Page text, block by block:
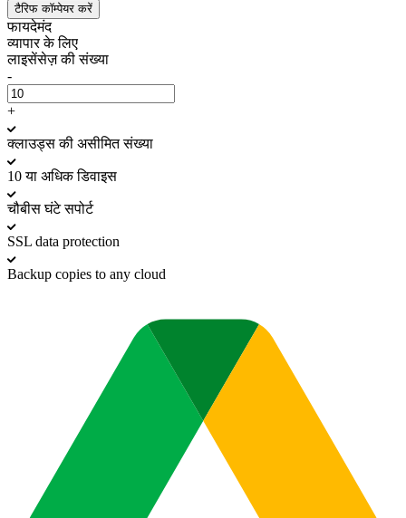
टैरिफ कॉम्पेयर करें
फायदेमंद
व्यापार के लिए
लाइसेंसेज़ की संख्या
-
+
क्लाउड्स की असीमित संख्या
10 या अधिक डिवाइस
चौबीस घंटे सपोर्ट
SSL data protection
Backup copies to any cloud